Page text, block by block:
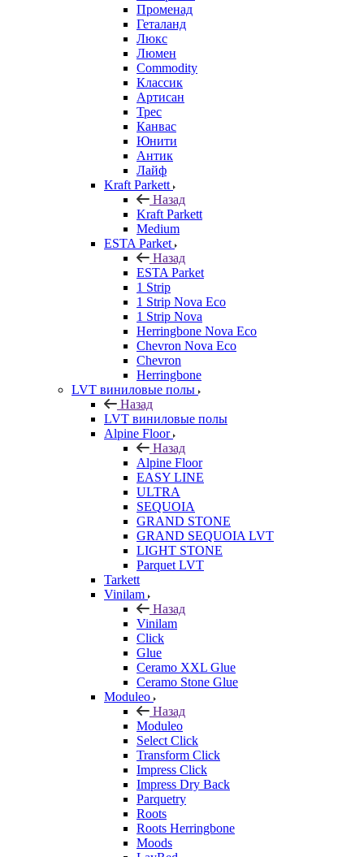
Променад
Геталанд
Люкс
Люмен
Commodity
Классик
Артисан
Трес
Канвас
Юнити
Антик
Лайф
Kraft Parkett
Назад
Kraft Parkett
Medium
ESTA Parket
Назад
ESTA Parket
1 Strip
1 Strip Nova Eco
1 Strip Nova
Herringbone Nova Eco
Chevron Nova Eco
Chevron
Herringbone
LVT виниловые полы
Назад
LVT виниловые полы
Alpine Floor
Назад
Alpine Floor
EASY LINE
ULTRA
SEQUOIA
GRAND STONE
GRAND SEQUOIA LVT
LIGHT STONE
Parquet LVT
Tarkett
Vinilam
Назад
Vinilam
Click
Glue
Ceramo XXL Glue
Ceramo Stone Glue
Moduleo
Назад
Moduleo
Select Click
Transform Click
Impress Click
Impress Dry Back
Parquetry
Roots
Roots Herringbone
Moods